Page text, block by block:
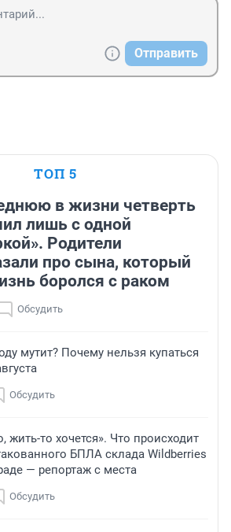
Отправить
ТОП 5
в жизни четверть
лишь с одной
Родители
про сына, который
боролся с раком
Обсудить
мутит? Почему нельзя купаться
Обсудить
жить-то хочется». Что происходит
БПЛА склада Wildberries
— репортаж с места
Обсудить